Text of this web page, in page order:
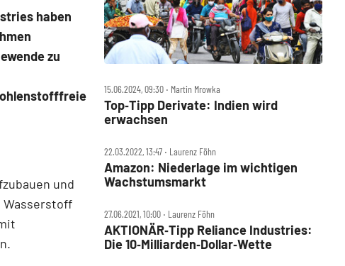
haben
zu
und
Wasserstoff
15.06.2024, 09:30 ‧ Martin Mrowka
Top‑Tipp Derivate: Indien wird
erwachsen
22.03.2022, 13:47 ‧ Laurenz Föhn
Amazon: Niederlage im wichtigen
Wachstumsmarkt
27.06.2021, 10:00 ‧ Laurenz Föhn
AKTIONÄR‑Tipp Reliance Industries:
Die 10‑Milliarden‑Dollar‑Wette